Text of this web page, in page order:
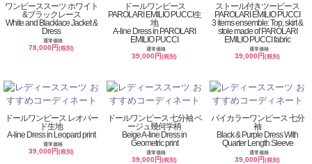
ワンピーススーツ ホワイト
&ブラックレース
White and Blacklace Jacket &
Dress
通常価格
78,000円(税別)
ドールワンピース
PAROLARI EMILIO PUCCI生
地
A-line Dress in PAROLARI
EMILIO PUCCI
通常価格
39,000円(税別)
ストール付きツーピース
PAROLARI EMILIO PUCCI
3 items ensemble: Top, skirt &
stole made of PAROLARI
EMILIO PUCCI fabric
通常価格
39,000円(税別)
ドールワンピース レオパー
ド生地
A-line Dress in Leopard print
通常価格
39,000円(税別)
ドールワンピース 七分袖 ベ
ージュ幾何学柄
Beige A-line Dress in
Geometric print
通常価格
39,000円(税別)
バイカラーワンピース 七分
袖
Black & Purple Dress With
Quarter Length Sleeve
通常価格
39,000円(税別)